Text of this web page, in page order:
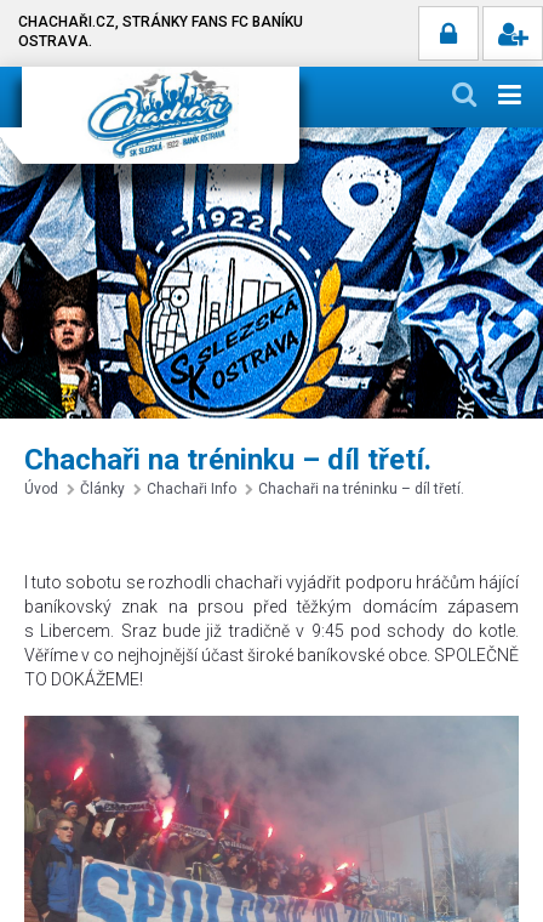
CHACHAŘI.CZ, STRÁNKY FANS FC BANÍKU
OSTRAVA.
Chachaři na tréninku – díl třetí.
Úvod Články Chachaři Info Chachaři na tréninku – díl třetí.
I tuto sobotu se rozhodli chachaři vyjádřit podporu hráčům hájící
baníkovský znak na prsou před těžkým domácím zápasem
s Libercem. Sraz bude již tradičně v 9:45 pod schody do kotle.
Věříme v co nejhojnější účast široké baníkovské obce. SPOLEČNĚ
TO DOKÁŽEME!